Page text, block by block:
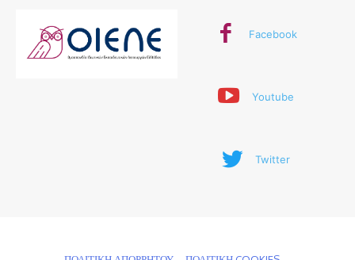
Facebook
Youtube
Twitter